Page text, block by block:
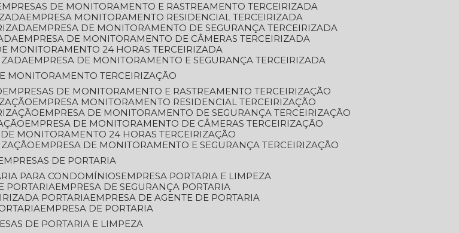
EMPRESAS DE MONITORAMENTO E RASTREAMENTO TERCEIRIZADA
EMPRESA MONITORAMENTO RESIDENCIAL TERCEIRIZADA
EMPRESA DE MONITORAMENTO DE SEGURANÇA TERCEIRIZADA
EMPRESA DE MONITORAMENTO DE CÂMERAS TERCEIRIZADA
MONITORAMENTO 24 HORAS TERCEIRIZADA
EMPRESA DE MONITORAMENTO E SEGURANÇA TERCEIRIZADA
MONITORAMENTO TERCEIRIZAÇÃO
EMPRESAS DE MONITORAMENTO E RASTREAMENTO TERCEIRIZAÇÃO
EMPRESA MONITORAMENTO RESIDENCIAL TERCEIRIZAÇÃO
EMPRESA DE MONITORAMENTO DE SEGURANÇA TERCEIRIZAÇÃO
EMPRESA DE MONITORAMENTO DE CÂMERAS TERCEIRIZAÇÃO
DE MONITORAMENTO 24 HORAS TERCEIRIZAÇÃO
EMPRESA DE MONITORAMENTO E SEGURANÇA TERCEIRIZAÇÃO
EMPRESAS DE PORTARIA
PARA CONDOMÍNIOS
EMPRESA PORTARIA E LIMPEZA
PORTARIA
EMPRESA DE SEGURANÇA PORTARIA
PORTARIA
EMPRESA DE AGENTE DE PORTARIA
EMPRESA DE PORTARIA
DE PORTARIA E LIMPEZA